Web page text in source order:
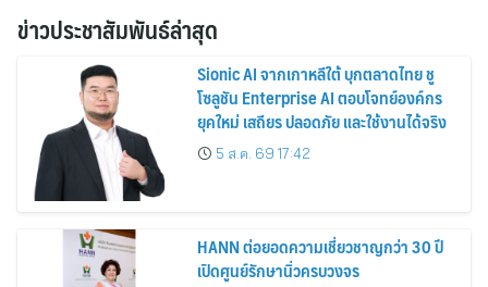
ข่าวประชาสัมพันธ์ล่าสุด
Sionic AI จากเกาหลีใต้ บุกตลาดไทย ชู
โซลูชัน Enterprise AI ตอบโจทย์องค์กร
ยุคใหม่ เสถียร ปลอดภัย และใช้งานได้จริง
5 ส.ค. 69 17:42
HANN ต่อยอดความเชี่ยวชาญกว่า 30 ปี
เปิดศูนย์รักษานิ่วครบวงจร